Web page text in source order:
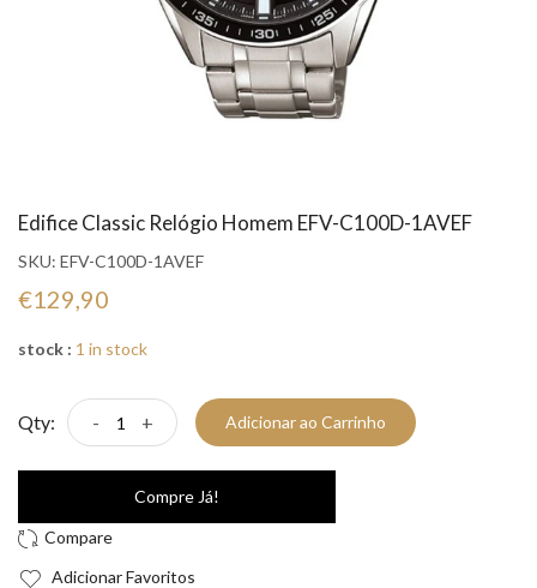
Edifice Classic Relógio Homem EFV-C100D-1AVEF
SKU: EFV-C100D-1AVEF
€129,90
stock : 1 in stock
Qty: - + Adicionar ao Carrinho
Compre Já!
Adicionar Favoritos